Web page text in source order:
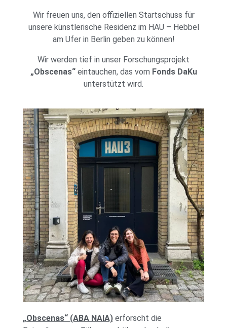
Wir freuen uns, den offiziellen Startschuss für
unsere künstlerische Residenz im HAU – Hebbel
am Ufer in Berlin geben zu können!
Wir werden tief in unser Forschungsprojekt
„Obscenas“eintauchen, das vom Fonds DaKu
unterstützt wird.
„Obscenas“ (ABA NAIA) erforscht die